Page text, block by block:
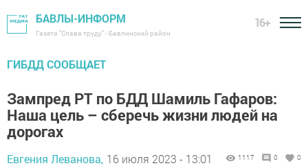
БАВЛЫ-ИНФОРМ
Газета "Слава труду" - Бавлинский район
16+
ГИБДД СООБЩАЕТ
Зампред РТ по БДД Шамиль Гафаров:
Наша цель – сберечь жизни людей на
дорогах
Евгения Леванова, 16 июля 2023 - 13:01 1117 0 0